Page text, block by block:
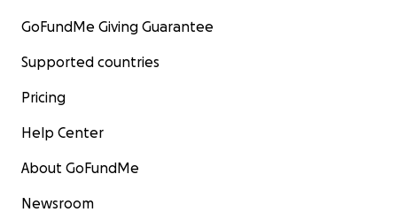
GoFundMe Giving Guarantee
Supported countries
Pricing
Help Center
About GoFundMe
Newsroom